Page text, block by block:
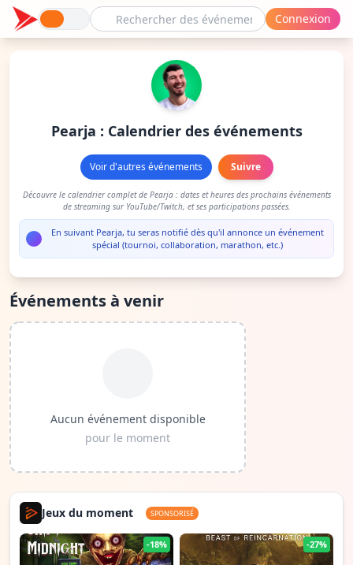
Connexion
Pearja : Calendrier des événements
Voir d'autres événements Suivre
Découvre le calendrier complet de Pearja : dates et heures des prochains événements
de streaming sur YouTube/Twitch, et ses participations passées.
En suivant Pearja, tu seras notifié dès qu'il annonce un événement
spécial (tournoi, collaboration, marathon, etc.)
Événements à venir
Aucun événement disponible
pour le moment
Jeux du moment SPONSORISÉ
-18% -27%